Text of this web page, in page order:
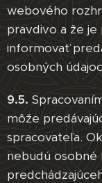
webového
pravdivo a že
informovať
osobných
9.5.
môže
spracovateľa.
nebudú osobné